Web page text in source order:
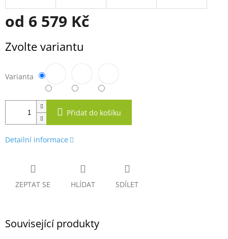
od 6 579 Kč
cena:
Zvolte variantu
Varianta
Přidat do košíku
Detailní informace
ZEPTAT SE HLÍDAT SDÍLET
Související produkty